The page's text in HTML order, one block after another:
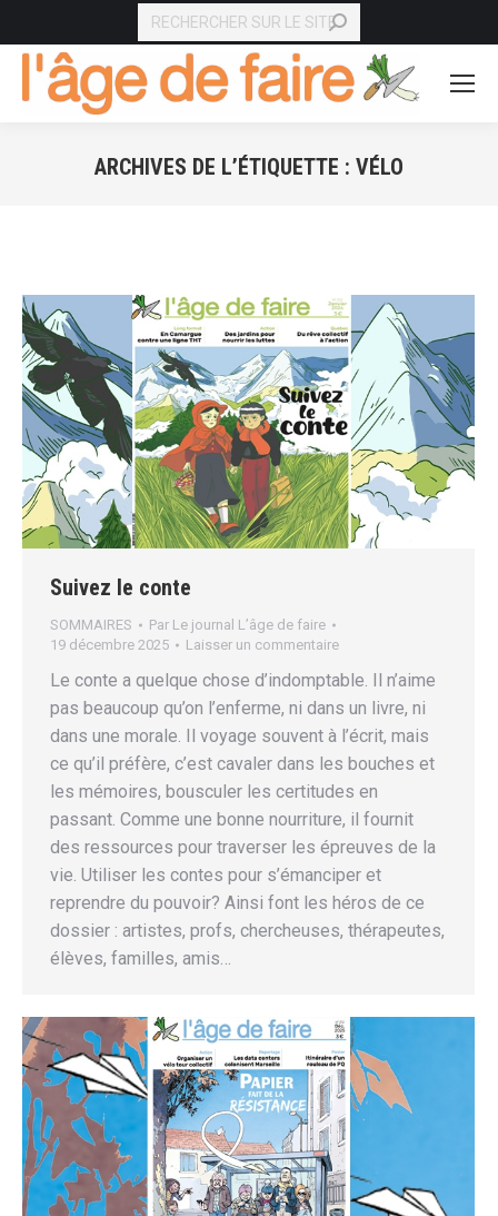
RECHERCHE
ARCHIVES DE L’ÉTIQUETTE : VÉLO
Suivez le conte
SOMMAIRES Par Le journal L’âge de faire
19 décembre 2025
Laisser un commentaire
Le conte a quelque chose d’indomptable. Il n’aime
pas beaucoup qu’on l’enferme, ni dans un livre, ni
dans une morale. Il voyage souvent à l’écrit, mais
ce qu’il préfère, c’est cavaler dans les bouches et
les mémoires, bousculer les certitudes en
passant. Comme une bonne nourriture, il fournit
des ressources pour traverser les épreuves de la
vie. Utiliser les contes pour s’émanciper et
reprendre du pouvoir? Ainsi font les héros de ce
dossier : artistes, profs, chercheuses, thérapeutes,
élèves, familles, amis…